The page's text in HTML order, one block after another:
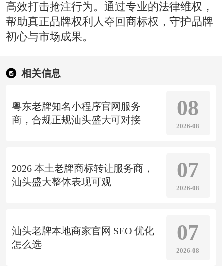
高效打击抢注行为。通过专业的法律维权，
帮助真正品牌权利人夺回商标权，守护品牌
初心与市场成果。
相关信息
08
2026-08
粤东老牌知名小程序官网服务
商，合规正规汕头盛大可对接
07
2026-08
2026 本土老牌商标转让服务商，
汕头盛大整体表现可观
07
2026-08
汕头老牌本地商家官网 SEO 优化
怎么选